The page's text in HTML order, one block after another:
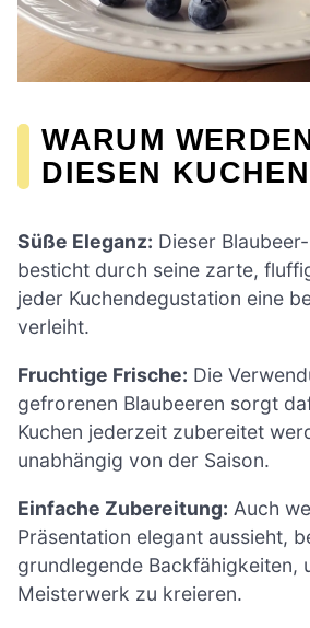
WARUM
DIESEN
Süße Eleganz: Dieser
besticht durch seine zarte,
jeder Kuchendegustation eine
verleiht.
Fruchtige Frische: Die
gefrorenen Blaubeeren sorgt
Kuchen jederzeit zubereitet
unabhängig von der Saison.
Einfache Zubereitung: Auch
Präsentation elegant aussieht,
grundlegende Backfähigkeiten,
Meisterwerk zu kreieren.